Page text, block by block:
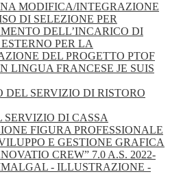
MODIFICA/INTEGRAZIONE
DI SELEZIONE PER
DELL’INCARICO DI
PER LA
DEL PROGETTO PTOF
LINGUA FRANCESE JE SUIS
DEL SERVIZIO DI RISTORO
SERVIZIO DI CASSA
FIGURA PROFESSIONALE
E GESTIONE GRAFICA
CREW” 7.0 A.S. 2022-
- ILLUSTRAZIONE -